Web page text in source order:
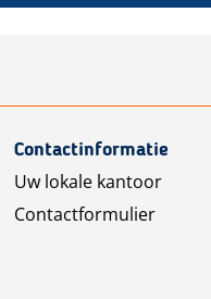
Contactinformatie
Uw lokale kantoor
Contactformulier